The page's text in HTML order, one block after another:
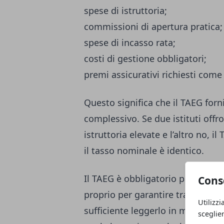
spese di istruttoria;
commissioni di apertura pratica;
spese di incasso rata;
costi di gestione obbligatori;
premi assicurativi richiesti
Questo significa che il TAEG
complessivo. Se due istituti
istruttoria elevate e l’altro no, il
il tasso nominale è identico.
Il TAEG è obbligatorio per
proprio per garantire
sufficiente leggerlo in modo